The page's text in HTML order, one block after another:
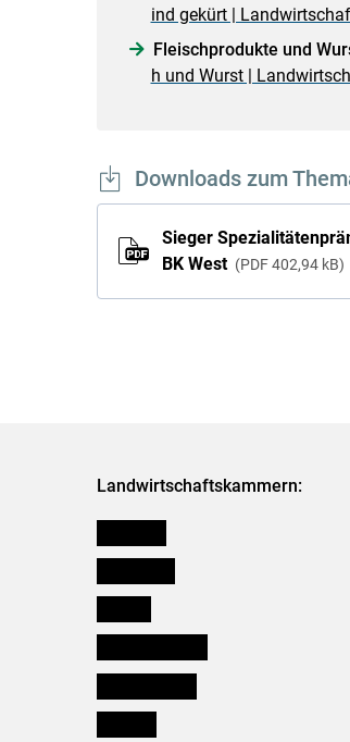
ind gekürt |
Fleischprodukte und
h und Wurst |
Downloads zum
Sieger
BK West
PDF 402,94 kB
Landwirtschaftskammern: